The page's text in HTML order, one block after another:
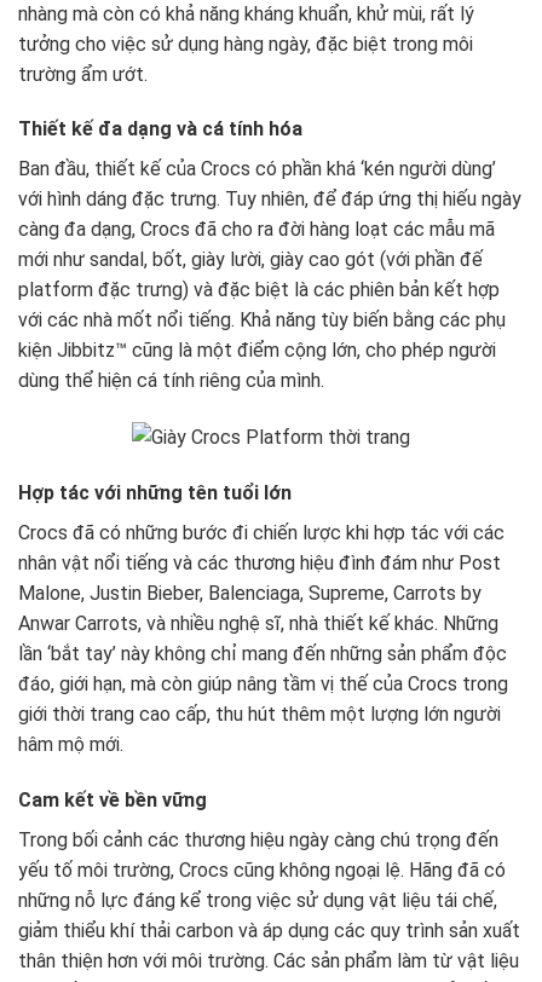
nhàng mà còn có khả năng kháng khuẩn, khử mùi, rất lý
tưởng cho việc sử dụng hàng ngày, đặc biệt trong môi
trường ẩm ướt.
Thiết kế đa dạng và cá tính hóa
Ban đầu, thiết kế của Crocs có phần khá ‘kén người dùng’
với hình dáng đặc trưng. Tuy nhiên, để đáp ứng thị hiếu ngày
càng đa dạng, Crocs đã cho ra đời hàng loạt các mẫu mã
mới như sandal, bốt, giày lười, giày cao gót (với phần đế
platform đặc trưng) và đặc biệt là các phiên bản kết hợp
với các nhà mốt nổi tiếng. Khả năng tùy biến bằng các phụ
kiện Jibbitz™ cũng là một điểm cộng lớn, cho phép người
dùng thể hiện cá tính riêng của mình.
Hợp tác với những tên tuổi lớn
Crocs đã có những bước đi chiến lược khi hợp tác với các
nhân vật nổi tiếng và các thương hiệu đình đám như Post
Malone, Justin Bieber, Balenciaga, Supreme, Carrots by
Anwar Carrots, và nhiều nghệ sĩ, nhà thiết kế khác. Những
lần ‘bắt tay’ này không chỉ mang đến những sản phẩm độc
đáo, giới hạn, mà còn giúp nâng tầm vị thế của Crocs trong
giới thời trang cao cấp, thu hút thêm một lượng lớn người
hâm mộ mới.
Cam kết về bền vững
Trong bối cảnh các thương hiệu ngày càng chú trọng đến
yếu tố môi trường, Crocs cũng không ngoại lệ. Hãng đã có
những nỗ lực đáng kể trong việc sử dụng vật liệu tái chế,
giảm thiểu khí thải carbon và áp dụng các quy trình sản xuất
thân thiện hơn với môi trường. Các sản phẩm làm từ vật liệu